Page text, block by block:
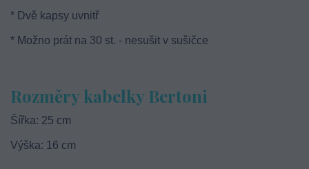
* Dvě kapsy uvnitř
* Možno prát na 30 st. - nesušit v sušičce
Rozměry kabelky Bertoni
Šířka: 25 cm
Výška: 16 cm